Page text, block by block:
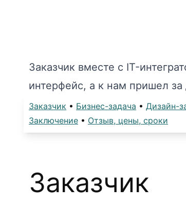
Заказчик вместе с IT-
интерфейс, а к нам пришел за
Заказчик • Бизнес-задача • Дизайн-
Заключение • Отзыв, цены, сроки
Заказчик